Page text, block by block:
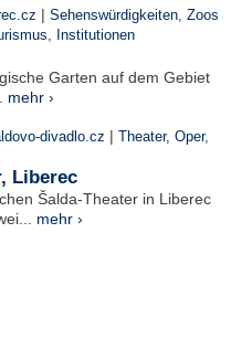
| Sehenswürdigkeiten, Zoos
, Institutionen
Garten auf dem Gebiet
mehr ›
divadlo.cz | Theater, Oper,
Liberec
Šalda-Theater in Liberec
mehr ›